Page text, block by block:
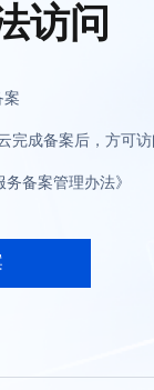
访问
案
完成备案后，方可
备案管理办法》